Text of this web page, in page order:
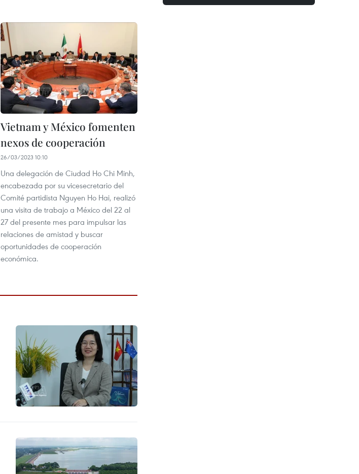
Vietnam y México fomenten
nexos de cooperación
26/03/2023 10:10
Una delegación de Ciudad Ho Chi Minh,
encabezada por su vicesecretario del
Comité partidista Nguyen Ho Hai, realizó
una visita de trabajo a México del 22 al
27 del presente mes para impulsar las
relaciones de amistad y buscar
oportunidades de cooperación
económica.